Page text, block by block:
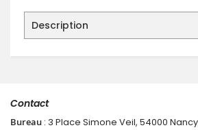
Description
Contact
Bureau : 3 Place Simone Veil, 54000